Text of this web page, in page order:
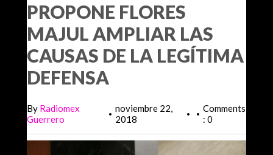
PROPONE FLORES
MAJUL AMPLIAR LAS
CAUSAS DE LA LEGÍTIMA
DEFENSA
By Radiomex
Guerrero
• noviembre 22,
2018
• • Comments
: 0